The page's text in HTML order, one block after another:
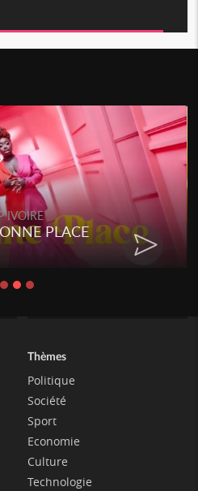
IVOIRE
PLACE
Thèmes
Politique
Société
Sport
Economie
Culture
Technologie